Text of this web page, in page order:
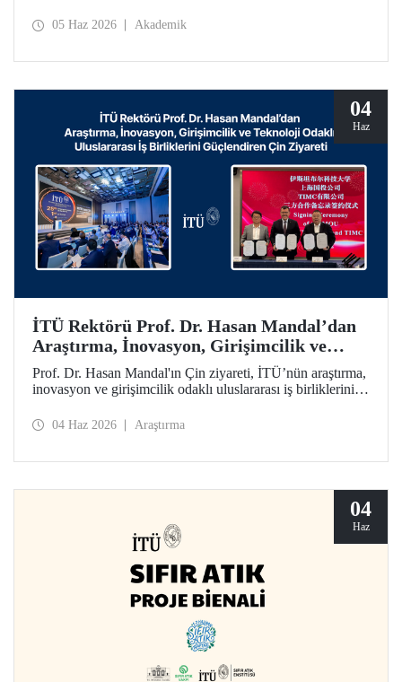
05 Haz 2026 Akademik
04
Haz
İTÜ Rektörü Prof. Dr. Hasan Mandal’dan
Araştırma, İnovasyon, Girişimcilik ve
Teknoloji Odaklı Uluslararası İş
Birliklerini Güçlendiren Çin Ziyareti
Prof. Dr. Hasan Mandal'ın Çin ziyareti, İTÜ’nün araştırma,
inovasyon ve girişimcilik odaklı uluslararası iş birliklerini
owned Capital Investment Co. (SSCI) ve TIMC ile İTÜ
04 Haz 2026 Araştırma
04
Haz